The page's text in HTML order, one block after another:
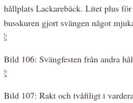
hållplats Lackarebäck. Litet plus för
busskuren gjort svängen något
Bild 106: Svängfesten från andra
Bild 107: Rakt och tvåfiligt i